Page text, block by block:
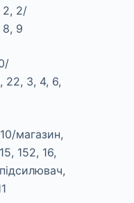
2, 2/
8, 9
22, 3, 4, 6,
магазин,
152, 16,